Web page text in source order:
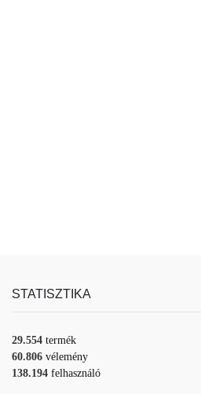
STATISZTIKA
29.554 termék
60.806 vélemény
138.194 felhasználó